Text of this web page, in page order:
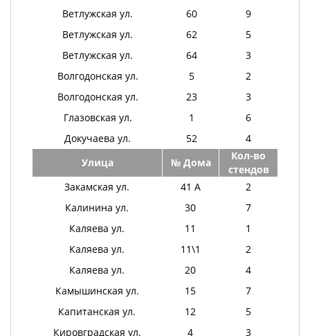
Ветлужская ул.
60
9
Ветлужская ул.
62
5
Ветлужская ул.
64
3
Волгодонская ул.
5
2
Волгодонская ул.
23
3
Глазовская ул.
1
6
Докучаева ул.
52
4
Улица
№ Дома
Кол-во
стендов
Закамская ул.
41 А
2
Калинина ул.
30
7
Каляева ул.
11
1
Каляева ул.
11\1
2
Каляева ул.
20
4
Камышинская ул.
15
7
Капитанская ул.
12
5
Кировградская ул.
4 3